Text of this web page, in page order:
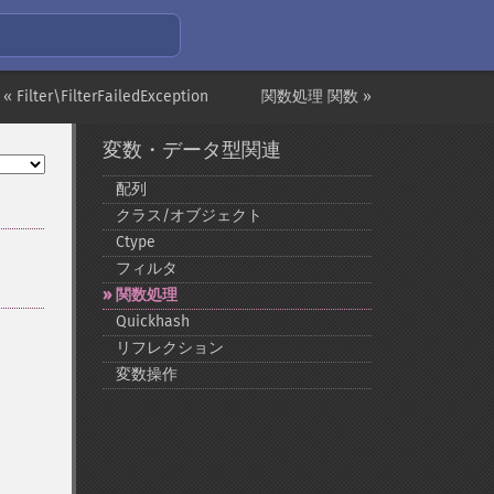
関数処理 関数 »
« Filter\FilterFailedException
変数・データ型関連
配列
クラス/オブジェクト
Ctype
フィルタ
関数処理
Quickhash
リフレクション
変数操作